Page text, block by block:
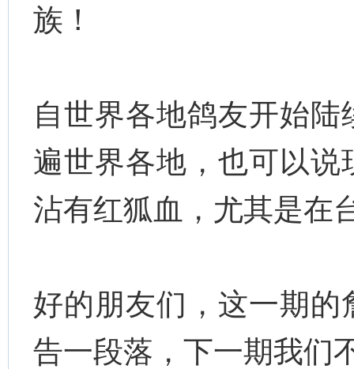
族！
自世界各地鸽友开始
遍世界各地，也可以
沾有红狐血，尤其是在
好的朋友们，这一期
告一段落，下一期我们